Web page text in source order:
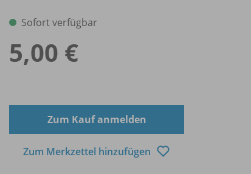
Sofort verfügbar
5,00 €
Zum Kauf anmelden
Zum Merkzettel hinzufügen